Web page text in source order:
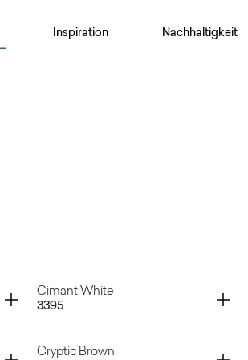
Inspiration Nachhaltigkeit
Cimant White
3395
Container
Cryptic Brown
Container